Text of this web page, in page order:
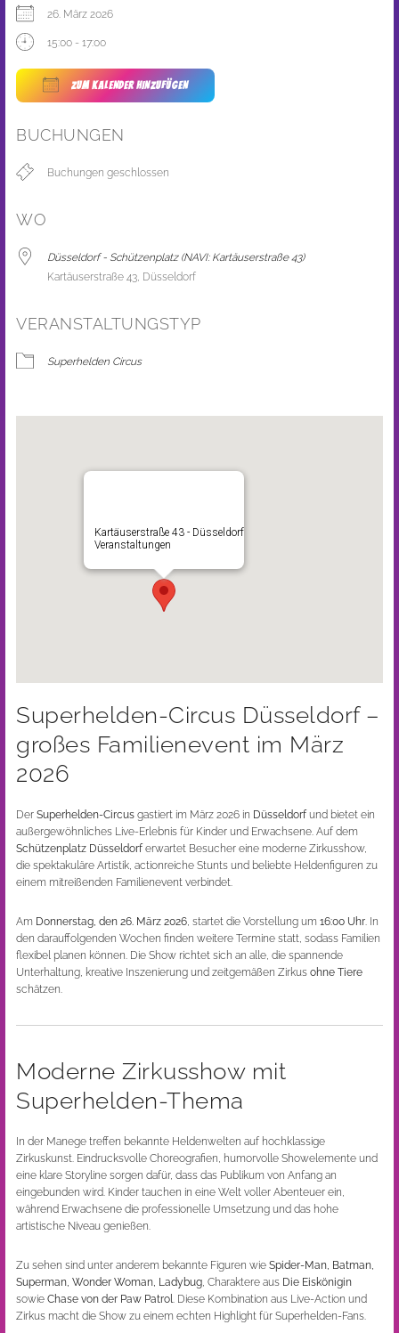
26. März 2026
15:00 - 17:00
ZUM KALENDER HINZUFÜGEN
BUCHUNGEN
Buchungen geschlossen
WO
Düsseldorf - Schützenplatz (NAVI: Kartäuserstraße 43)
Kartäuserstraße 43, Düsseldorf
VERANSTALTUNGSTYP
Superhelden Circus
Kartäuserstraße 43 - Düsseldorf
Veranstaltungen
Superhelden-Circus Düsseldorf –
großes Familienevent im März
2026
DerSuperhelden-Circus gastiert im März 2026 in Düsseldorfund bietet ein
außergewöhnliches Live-Erlebnis für Kinder und Erwachsene. Auf dem
Schützenplatz Düsseldorferwartet Besucher eine moderne Zirkusshow,
die spektakuläre Artistik, actionreiche Stunts und beliebte Heldenfiguren zu
einem mitreißenden Familienevent verbindet.
Am Donnerstag, den 26. März 2026 , startet die Vorstellung um16:00 Uhr . In
den darauffolgenden Wochen finden weitere Termine statt, sodass Familien
flexibel planen können. Die Show richtet sich an alle, die spannende
Unterhaltung, kreative Inszenierung und zeitgemäßen Zirkusohne Tiere
schätzen.
Moderne Zirkusshow mit
Superhelden-Thema
In der Manege treffen bekannte Heldenwelten auf hochklassige
Zirkuskunst. Eindrucksvolle Choreografien, humorvolle Showelemente und
eine klare Storyline sorgen dafür, dass das Publikum von Anfang an
eingebunden wird. Kinder tauchen in eine Welt voller Abenteuer ein,
während Erwachsene die professionelle Umsetzung und das hohe
artistische Niveau genießen.
Zu sehen sind unter anderem bekannte Figuren wieSpider-Man, Batman,
Superman, Wonder Woman, Ladybug , Charaktere aus Die Eiskönigin
sowieChase von der Paw Patrol
. Diese Kombination aus Live-Action und
Zirkus macht die Show zu einem echten Highlight für Superhelden-Fans.